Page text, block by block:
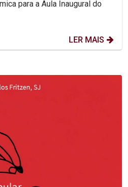
para a Aula Inaugural do
LER MAIS